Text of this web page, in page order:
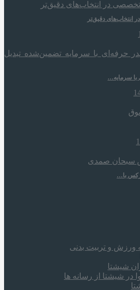
انتخاب‌های دقیق‌تر
با سرمایه…
با…
ورزش و تربیت بدنی
شیشتا
در شیشتا از رسانه ها